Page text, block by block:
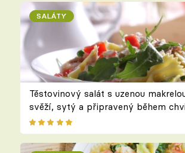
SALÁTY
Těstovinový salát s uzenou
svěží, sytý a připravený během